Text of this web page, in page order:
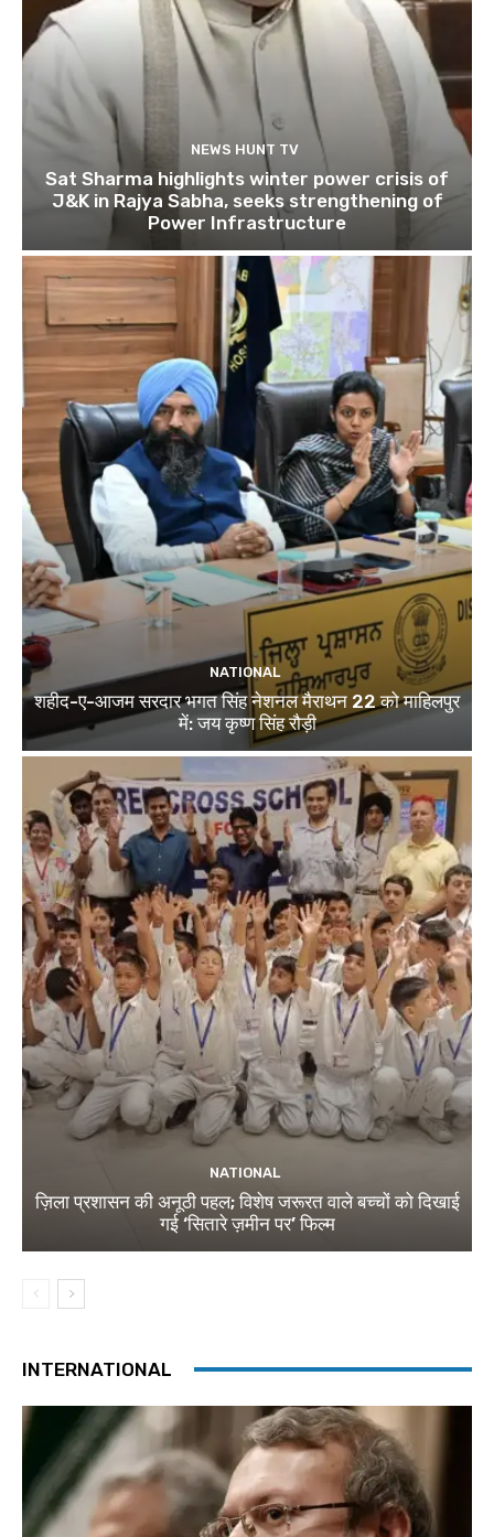
NEWS HUNT TV
Sat Sharma highlights winter power crisis of
J&K in Rajya Sabha, seeks strengthening of
Power Infrastructure
NATIONAL
शहीद-ए-आजम सरदार भगत सिंह नेशनल मैराथन 22 को माहिलपुर
में: जय कृष्ण सिंह रौड़ी
NATIONAL
ज़िला प्रशासन की अनूठी पहल; विशेष जरूरत वाले बच्चों को दिखाई
गई ‘सितारे ज़मीन पर’ फिल्म
INTERNATIONAL